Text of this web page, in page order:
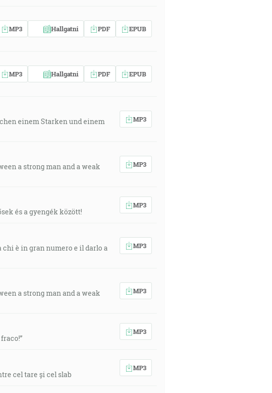
MP3 Hallgatni PDF EPUB
MP3 Hallgatni PDF EPUB
einem Starken und einem
MP3
a strong man and a weak
MP3
és a gyengék között!
MP3
chi è in gran numero e il darlo a
MP3
a strong man and a weak
MP3
MP3
cel tare și cel slab
MP3